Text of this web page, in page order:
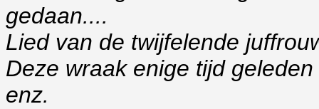
gedaan....
Lied van de twijfelende
Deze wraak enige tijd
enz.